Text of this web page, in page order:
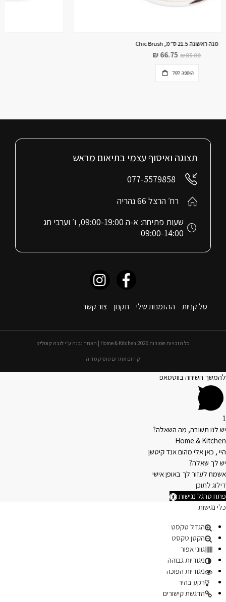
סט 18 חלקים, Prairie Garden Grey
סל קניות ההזמנות שלי תקנון צור קשר
תצוגה ואיסוף עצמי בתיאום מראש
077-5579858
רח׳ הרצל 66 נהריה
שעות פתיחה: א-ה 09:00-19:00, ו׳ וערבי חג
09:00-14:00
כל הזכויות שמורות 2026 Home & Kitchen | האתר נבנה ע״י לובה קוטליק
קידום אתרים טופיק מדיה
להמשך השיחה בווטסאפ
1
יש לנו תשובה, מה השאלה?
Home & Kitchen
היי , כאן אלי מהום אנד קיטשן
יש לך שאלה?
אשמח לעזור לך באופן אישי
דילוג לתוכן
פתח סרגל נגישות
כלי נגישות
הגדל טקסט
הקטן טקסט
גווני אפור
ניגודיות גבוהה
ניגודיות הפוכה
רקע בהיר
הדגשת קישורים